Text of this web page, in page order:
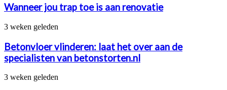
trap
toe
is
renovatie
Wanneer jou trap toe is aan renovatie
Betonvloer
laat
het
over
de
3 weken geleden
Betonvloer vlinderen: laat het over aan de
specialisten van betonstorten.nl
Zelf
3 weken geleden